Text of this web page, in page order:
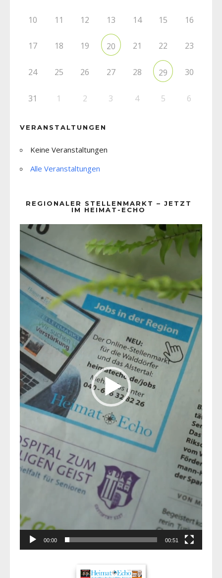
10 11 12 13 14 15 16
17 18 19 20 21 22 23
24 25 26 27 28 29 30
31 1 2 3 4 5 6
VERANSTALTUNGEN
Keine Veranstaltungen
Alle Veranstaltungen
REGIONALER STELLENMARKT – JETZT
IM HEIMAT-ECHO
Player
00:00 00:51